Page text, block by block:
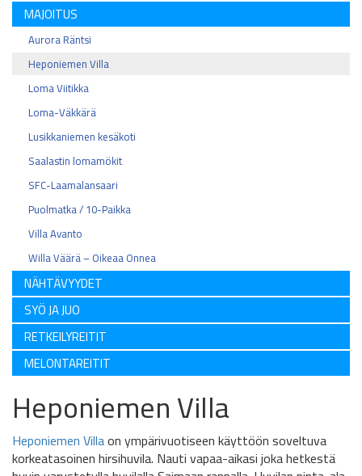
MAJOITUS
Aurora Räntsi
Heponiemen Villa
Loma Viitikka
Loma-Väkkärä
Lusikkaniemen kesäkoti
Saalastin lomamökit
SFC-Laamalansaari
Puolmatka / 10-Paikka
Villa Avanto
Willa Väärä – Oikeaa Onnea
NÄHTÄVYYDET
SYÖ JA JUO
RETKEILYREITIT
MELONTAREITIT
Heponiemen Villa
Heponiemen Villaon ympärivuotiseen käyttöön soveltuva
korkeatasoinen hirsihuvila. Nauti vapaa-aikasi joka hetkestä